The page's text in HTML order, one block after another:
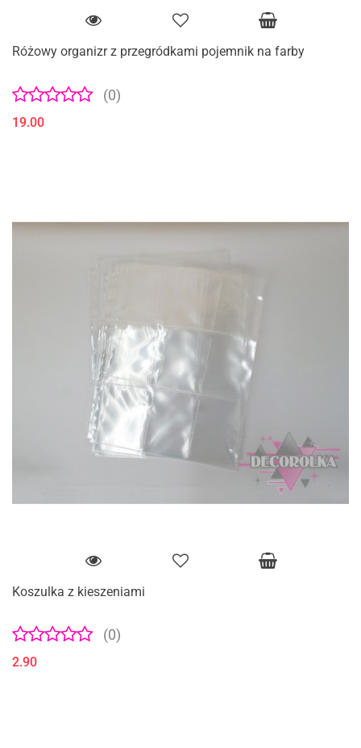
Różowy organizr z przegródkami pojemnik na farby
(0)
19.00
Koszulka z kieszeniami
(0)
2.90